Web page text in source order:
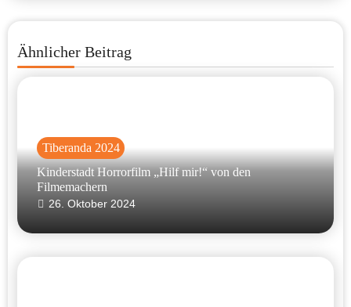
Ähnlicher Beitrag
Tiberanda 2024
Kinderstadt Horrorfilm „Hilf mir!“ von den
Filmemachern
26. Oktober 2024